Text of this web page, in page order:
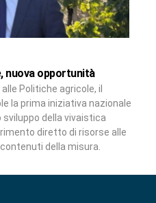
nuova opportunità
Politiche agricole, il
la prima iniziativa nazionale
della vivaistica
diretto di risorse alle
contenuti della misura.